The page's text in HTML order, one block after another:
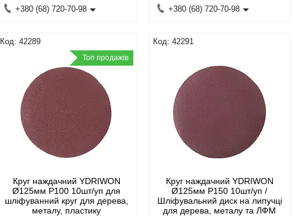
+380 (68) 720-70-98 +380 (68) 720-70-98
42289
Топ продажів
Круг наждачний YDRIWON
Ø125мм P100 10шт/уп для
шліфуванний круг для дерева,
металу, пластику
42291
Круг наждачний YDRIWON
Ø125мм P150 10шт/уп /
Шліфувальний диск на липучці
для дерева, металу та ЛФМ